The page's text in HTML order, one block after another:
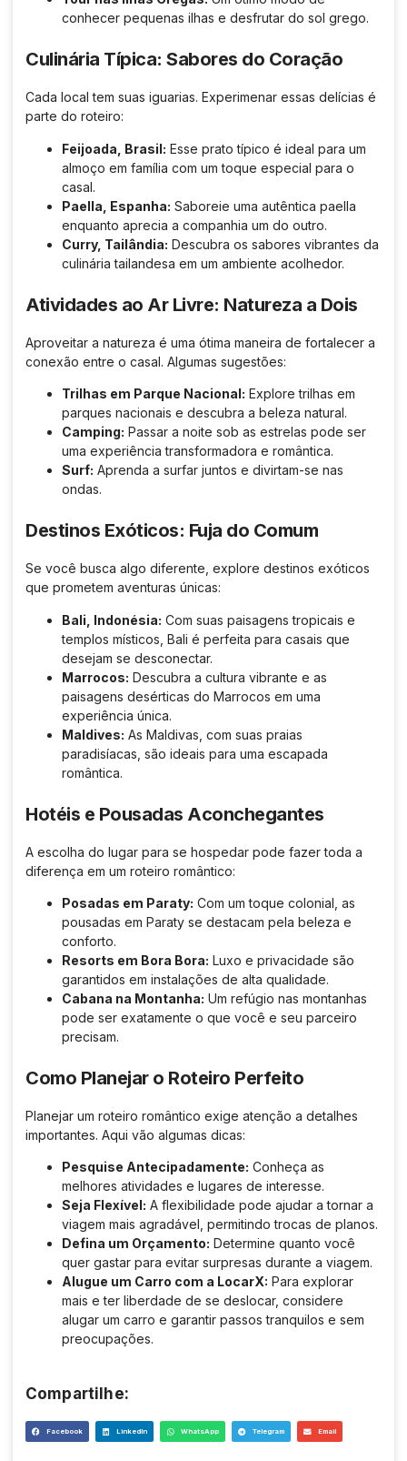
conhecer pequenas ilhas e desfrutar do sol grego.
Culinária Típica: Sabores do Coração
Cada local tem suas iguarias. Experimenar essas delícias é
parte do roteiro:
Feijoada, Brasil: Esse prato típico é ideal para um
almoço em família com um toque especial para o
casal.
Paella, Espanha: Saboreie uma autêntica paella
enquanto aprecia a companhia um do outro.
Curry, Tailândia: Descubra os sabores vibrantes da
culinária tailandesa em um ambiente acolhedor.
Atividades ao Ar Livre: Natureza a Dois
Aproveitar a natureza é uma ótima maneira de fortalecer a
conexão entre o casal. Algumas sugestões:
Trilhas em Parque Nacional: Explore trilhas em
parques nacionais e descubra a beleza natural.
Camping: Passar a noite sob as estrelas pode ser
uma experiência transformadora e romântica.
Surf: Aprenda a surfar juntos e divirtam-se nas
ondas.
Destinos Exóticos: Fuja do Comum
Se você busca algo diferente, explore destinos exóticos
que prometem aventuras únicas:
Bali, Indonésia: Com suas paisagens tropicais e
templos místicos, Bali é perfeita para casais que
desejam se desconectar.
Marrocos: Descubra a cultura vibrante e as
paisagens desérticas do Marrocos em uma
experiência única.
Maldives: As Maldivas, com suas praias
paradisíacas, são ideais para uma escapada
romântica.
Hotéis e Pousadas Aconchegantes
A escolha do lugar para se hospedar pode fazer toda a
diferença em um roteiro romântico:
Posadas em Paraty: Com um toque colonial, as
pousadas em Paraty se destacam pela beleza e
conforto.
Resorts em Bora Bora: Luxo e privacidade são
garantidos em instalações de alta qualidade.
Cabana na Montanha: Um refúgio nas montanhas
pode ser exatamente o que você e seu parceiro
precisam.
Como Planejar o Roteiro Perfeito
Planejar um roteiro romântico exige atenção a detalhes
importantes. Aqui vão algumas dicas:
Pesquise Antecipadamente: Conheça as
melhores atividades e lugares de interesse.
Seja Flexível: A flexibilidade pode ajudar a tornar a
viagem mais agradável, permitindo trocas de planos.
Defina um Orçamento: Determine quanto você
quer gastar para evitar surpresas durante a viagem.
Alugue um Carro com a LocarX: Para explorar
mais e ter liberdade de se deslocar, considere
alugar um carro e garantir passos tranquilos e sem
preocupações.
Compartilhe:
Facebook LinkedIn WhatsApp Telegram Email